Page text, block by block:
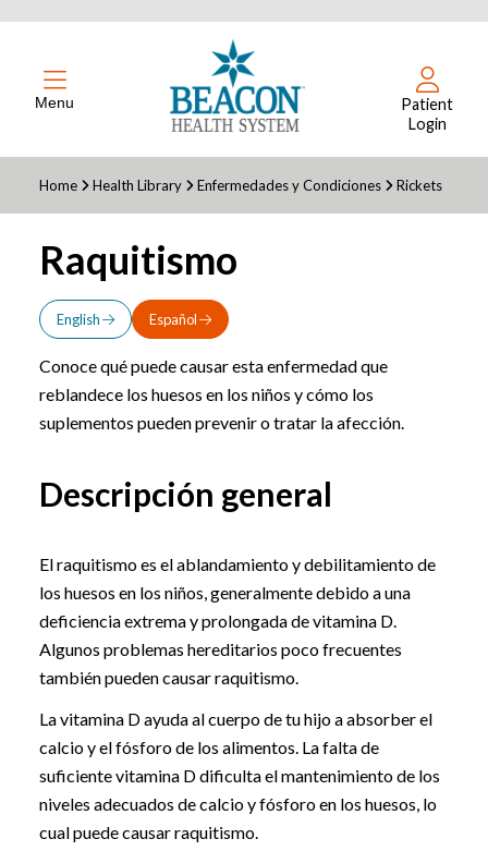
Menu
Patient
Login
Home Health Library Enfermedades y Condiciones Rickets
Raquitismo
English Español
Conoce qué puede causar esta enfermedad que
reblandece los huesos en los niños y cómo los
suplementos pueden prevenir o tratar la afección.
Descripción general
El raquitismo es el ablandamiento y debilitamiento de
los huesos en los niños, generalmente debido a una
deficiencia extrema y prolongada de vitamina D.
Algunos problemas hereditarios poco frecuentes
también pueden causar raquitismo.
La vitamina D ayuda al cuerpo de tu hijo a absorber el
calcio y el fósforo de los alimentos. La falta de
suficiente vitamina D dificulta el mantenimiento de los
niveles adecuados de calcio y fósforo en los huesos, lo
cual puede causar raquitismo.